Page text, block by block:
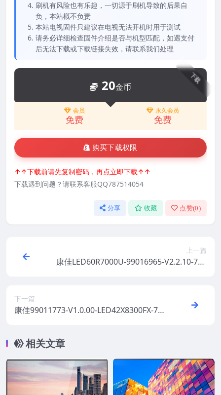
刷机有风险也有乐趣，一切源于刷机导致的后果自
负，本站概不负责
本站电视固件只建议在电视无法开机时用于测试
请务必详细检查固件介绍是否与机型匹配，如遇支付
后无法下载或下载链接失效，请联系我们处理
下载
20金币
会员
免费
永久会员
免费
购买下载权限
↑↑下载前请先复制密码，再点立即下载↑↑
下载遇到问题？请联系客服QQ787514054
分享 收藏 点赞(0)
上一篇
康佳LED60R7000U-99016965-V2.2.10-720
下一篇
康佳99011773-V1.0.00-LED42X8300FX-720
相关文章